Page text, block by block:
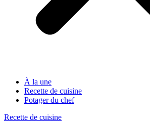
À la une
Recette de cuisine
Potager du chef
Recette de cuisine